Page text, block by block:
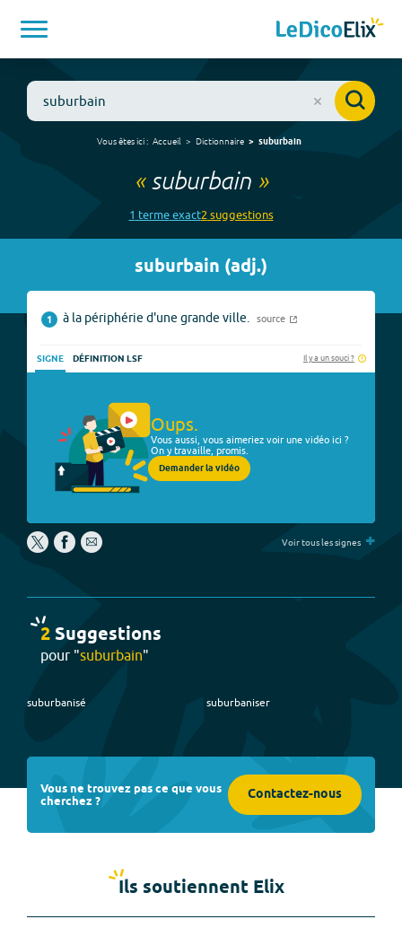
Vous êtes ici : Accueil Dictionnaire suburbain
«suburbain »
1 termeexact2 suggestions
suburbain (adj.)
1 à la périphérie d'une grande ville. source
SIGNE DÉFINITION LSF Il y a un souci ?
Oups.
Vous aussi, vous aimeriez voir une vidéo ici ?
On y travaille, promis.
Demander la vidéo
Voir tous les signes +
2Suggestions
pour "suburbain"
suburbanisé suburbaniser
Vous ne trouvez pas ce que vous
cherchez ? Contactez-nous
Ils soutiennent Elix